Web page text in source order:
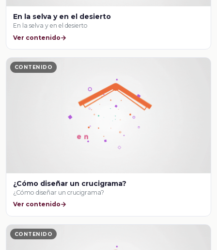
En la selva y en el desierto
En la selva y en el desierto
Ver contenido
CONTENIDO
¿Cómo diseñar un crucigrama?
¿Cómo diseñar un crucigrama?
Ver contenido
CONTENIDO